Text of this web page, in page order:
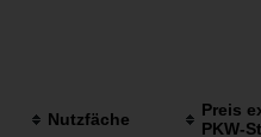
Nutzfäche
Preis
PKW-